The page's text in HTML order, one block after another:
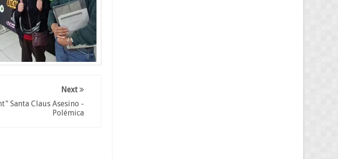
Next
Santa Claus Asesino -
Polémica